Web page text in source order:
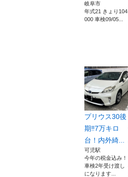
岐阜市
年式21 きょり104
000 車検09/05...
プリウス30後
期‼︎7万キロ
台！内外綺...
可児駅
今年の税金込み！
車検2年受け渡し
になります...